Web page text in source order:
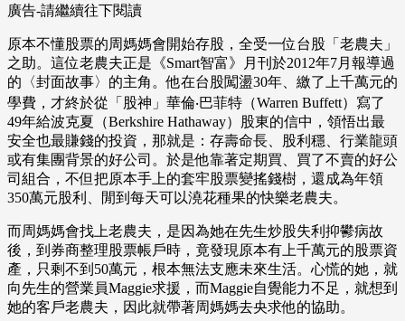
廣告-請繼續往下閱讀
原本不懂股票的周媽媽會開始存股，全受一位台股「老農夫」
之助。這位老農夫正是《Smart智富》月刊於2012年7月報導過
的〈封面故事〉的主角。他在台股闖盪30年、繳了上千萬元的
學費，才終於從「股神」華倫‧巴菲特（Warren Buffett）寫了
49年給波克夏（Berkshire Hathaway）股東的信中，領悟出最
安全也最賺錢的投資，那就是：存壽命長、股利穩、行業龍頭
或有集團背景的好公司。於是他靠著定期買、買了不賣的好公
司組合，不但把原本手上的套牢股票變搖錢樹，還成為年領
350萬元股利、閒到每天可以澆花種果的快樂老農夫。
而周媽媽會找上老農夫，是因為她在先生炒股失利抑鬰病故
後，到券商整理股票帳戶時，竟發現原本有上千萬元的股票資
產，只剩不到50萬元，根本無法支應未來生活。心慌的她，就
向先生的營業員Maggie求援，而Maggie自覺能力不足，就想到
她的客戶老農夫，因此就帶著周媽媽去央求他的協助。